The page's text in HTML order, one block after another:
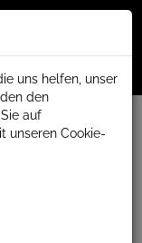
600h x …
uns helfen, unser
den
auf
unseren Cookie-